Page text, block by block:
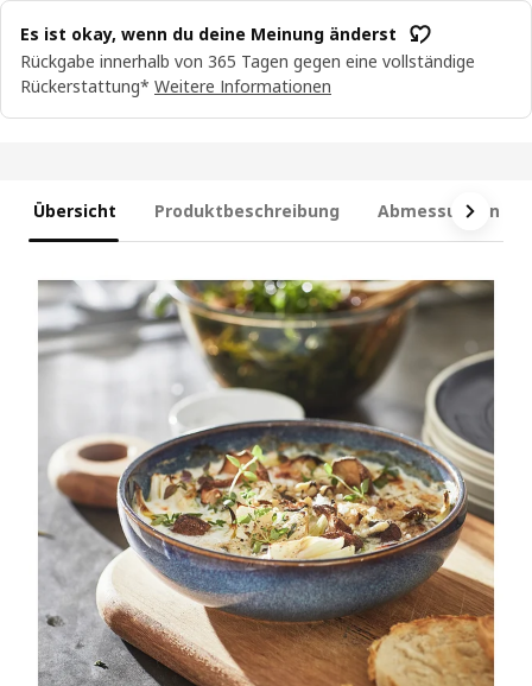
Es ist okay, wenn du deine Meinung änderst
Rückgabe innerhalb von 365 Tagen gegen eine vollständige
Rückerstattung* Weitere Informationen
Übersicht Produktbeschreibung Abmessungen